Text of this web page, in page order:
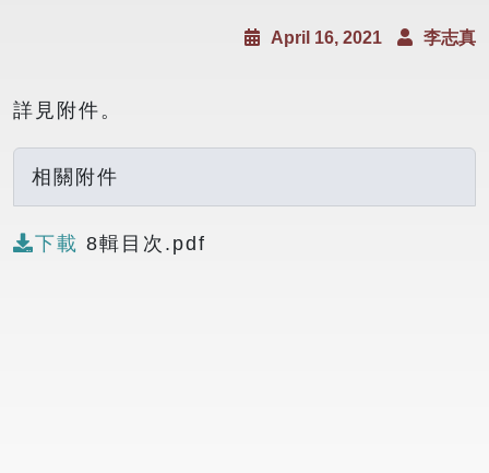
April 16, 2021 李志真
詳見附件。
相關附件
下載 8輯目次.pdf